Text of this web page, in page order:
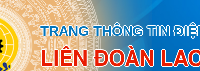
TRANG THÔNG TIN
LIÊN ĐOÀN